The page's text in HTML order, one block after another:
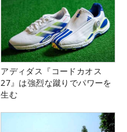
アディダス『コードカオス
27』は強烈な蹴りでパワーを
生む